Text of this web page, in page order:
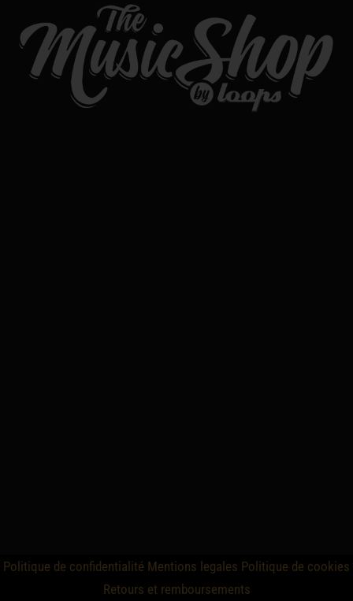
Politique de confidentialité Mentions legales Politique de cookies
Retours et remboursements